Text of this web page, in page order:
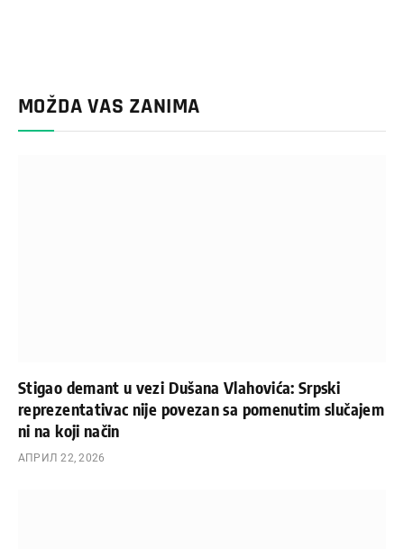
MOŽDA VAS ZANIMA
Stigao demant u vezi Dušana Vlahovića: Srpski
reprezentativac nije povezan sa pomenutim slučajem
ni na koji način
АПРИЛ 22, 2026